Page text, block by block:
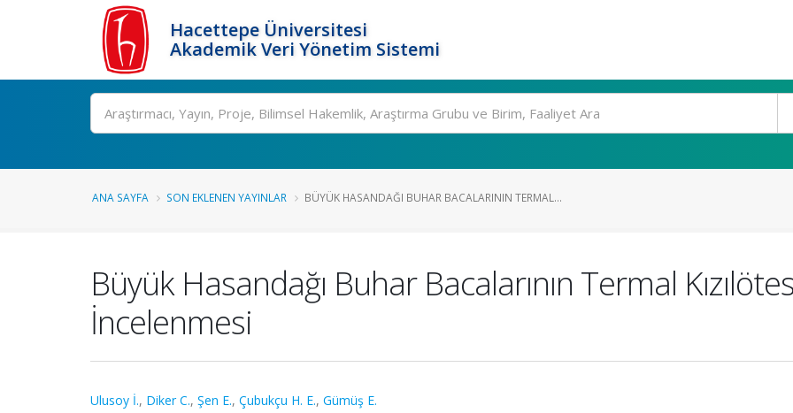
Hacettepe Üniversitesi
Akademik Veri Yönetim Sistemi
Ara
ANA SAYFA SON EKLENEN YAYINLAR BÜYÜK HASANDAĞI BUHAR BACALARININ TERMAL...
Büyük Hasandağı Buhar Bacalarının Termal
İncelenmesi
Ulusoy İ., Diker C., Şen E., Çubukçu H. E., Gümüş E.